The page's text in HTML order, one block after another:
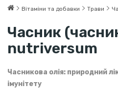
Вітаміни та добавки Трави
Часник
nutriversum
Часникова олія: природний
імунітету